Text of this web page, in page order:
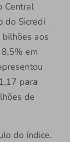
Central
do Sicredi
aos
em
para
de
do índice.